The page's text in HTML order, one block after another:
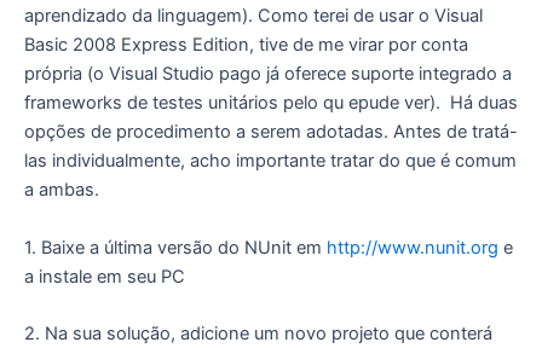
aprendizado da linguagem). Como terei de usar o Visual
Basic 2008 Express Edition, tive de me virar por conta
própria (o Visual Studio pago já oferece suporte integrado a
frameworks de testes unitários pelo qu epude ver). Há duas
opções de procedimento a serem adotadas. Antes de tratá-
las individualmente, acho importante tratar do que é comum
a ambas.
1. Baixe a última versão do NUnit em http://www.nunit.org e
a instale em seu PC
2. Na sua solução, adicione um novo projeto que conterá